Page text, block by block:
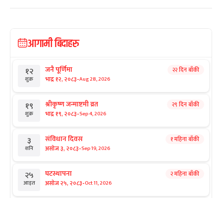
आगामी बिदाहरु
१२
शुक्र
जनै पूर्णिमा
भाद्र १२, २०८३-Aug 28, 2026
२२ दिन बाँकी
१९
शुक्र
श्रीकृष्ण जन्माष्टमी व्रत
भाद्र १९, २०८३-Sep 4, 2026
२९ दिन बाँकी
३
शनि
संविधान दिवस
असोज ३, २०८३-Sep 19, 2026
१ महिना बाँकी
२५
आइत
घटस्थापना
असोज २५, २०८३-Oct 11, 2026
२ महिना बाँकी